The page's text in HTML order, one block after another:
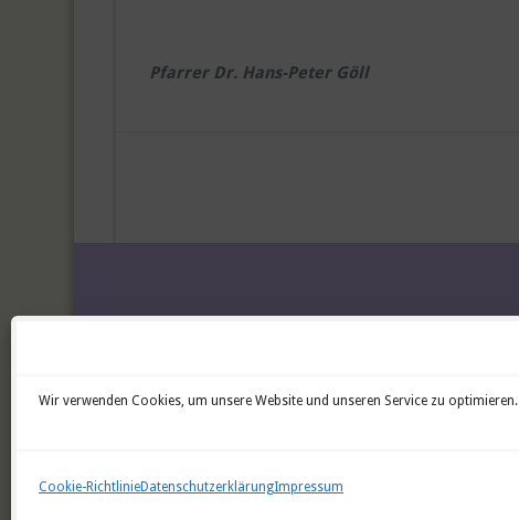
Wir verwenden Cookies, um unsere Website und unseren Service zu optimieren.
Cookie-RichtlinieDatenschutzerklärungImpressum
Pfarrer Dr. Hans-Peter Göll
Cookie-Richtlinie (EU)